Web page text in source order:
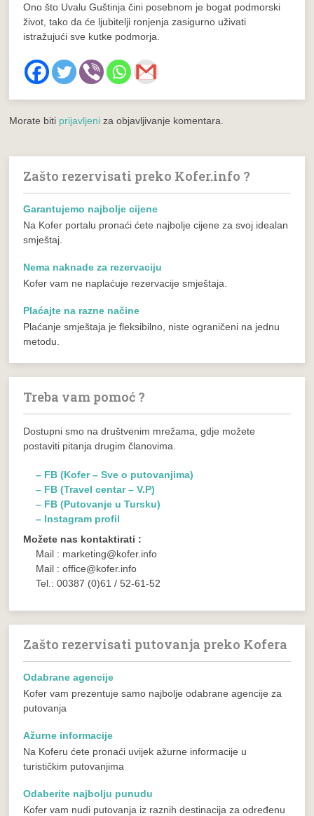
Ono što Uvalu Guštinja čini posebnom je bogat podmorski
život, tako da će ljubitelji ronjenja zasigurno uživati
istražujući sve kutke podmorja.
Morate biti prijavljeni za objavljivanje komentara.
Zašto rezervisati preko Kofer.info ?
Garantujemo najbolje cijene
Na Kofer portalu pronaći ćete najbolje cijene za svoj idealan
smještaj.
Nema naknade za rezervaciju
Kofer vam ne naplaćuje rezervacije smještaja.
Plaćajte na razne načine
Plaćanje smještaja je fleksibilno, niste ograničeni na jednu
metodu.
Treba vam pomoć ?
Dostupni smo na društvenim mrežama, gdje možete
postaviti pitanja drugim članovima.
– FB (Kofer – Sve o putovanjima)
– FB (Travel centar – V.P)
– FB (Putovanje u Tursku)
– Instagram profil
Možete nas kontaktirati :
Mail : marketing@kofer.info
Mail : office@kofer.info
Tel.: 00387 (0)61 / 52-61-52
Zašto rezervisati putovanja preko Kofera
Odabrane agencije
Kofer vam prezentuje samo najbolje odabrane agencije za
putovanja
Ažurne informacije
Na Koferu ćete pronaći uvijek ažurne informacije u
turističkim putovanjima
Odaberite najbolju punudu
Kofer vam nudi putovanja iz raznih destinacija za određenu